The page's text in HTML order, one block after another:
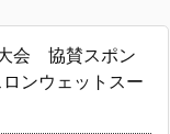
会 協賛スポン
ンウェットスー